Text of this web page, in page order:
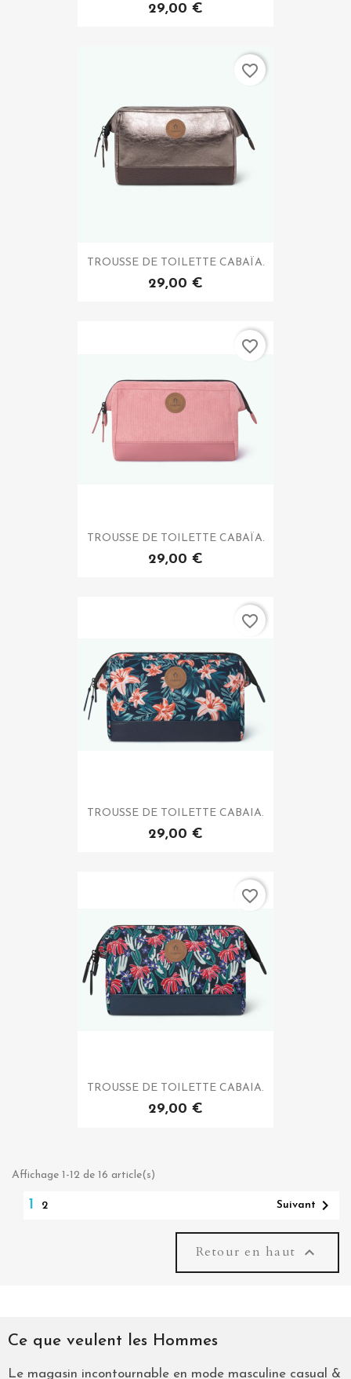
29,00 €
TROUSSE DE TOILETTE CABAÏA.
29,00 €
favorite_border
TROUSSE DE TOILETTE CABAÏA.
29,00 €
favorite_border
TROUSSE DE TOILETTE CABAIA.
29,00 €
favorite_border
TROUSSE DE TOILETTE CABAIA.
29,00 €
favorite_border
Affichage 1-12 de 16 article(s)
1 2 Suivant 
Retour en haut 
Ce que veulent les Hommes
Le magasin incontournable en mode masculine casual &